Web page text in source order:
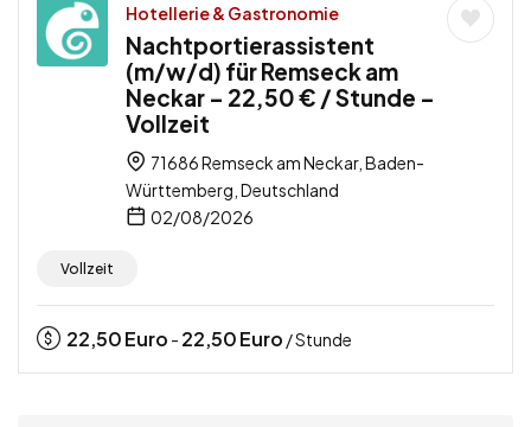
Hotellerie & Gastronomie
Nachtportierassistent
(m/w/d) für Remseck am
Neckar – 22,50 € / Stunde –
Vollzeit
71686 Remseck am Neckar, Baden-
Württemberg, Deutschland
02/08/2026
Vollzeit
22,50Euro - 22,50Euro / Stunde